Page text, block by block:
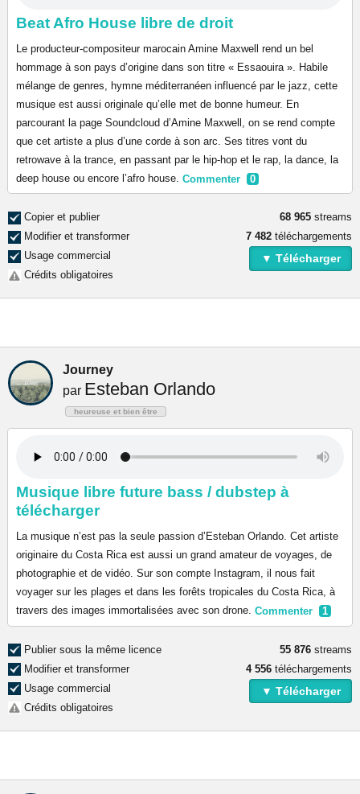
Beat Afro House libre de droit
Le producteur-compositeur marocain Amine Maxwell rend un bel
hommage à son pays d’origine dans son titre « Essaouira ». Habile
mélange de genres, hymne méditerranéen influencé par le jazz, cette
musique est aussi originale qu’elle met de bonne humeur. En
parcourant la page Soundcloud d’Amine Maxwell, on se rend compte
que cet artiste a plus d’une corde à son arc. Ses titres vont du
retrowave à la trance, en passant par le hip-hop et le rap, la dance, la
deep house ou encore l’afro house. Commenter 0
Copier et publier
Modifier et transformer
Usage commercial
Crédits obligatoires
68 965 streams
7 482 téléchargements
▼ Télécharger
Journey
par Esteban Orlando
heureuse et bien être
Musique libre future bass / dubstep à
télécharger
La musique n’est pas la seule passion d’Esteban Orlando. Cet artiste
originaire du Costa Rica est aussi un grand amateur de voyages, de
photographie et de vidéo. Sur son compte Instagram, il nous fait
voyager sur les plages et dans les forêts tropicales du Costa Rica, à
travers des images immortalisées avec son drone. Commenter 1
Publier sous la même licence
Modifier et transformer
Usage commercial
Crédits obligatoires
55 876 streams
4 556 téléchargements
▼ Télécharger